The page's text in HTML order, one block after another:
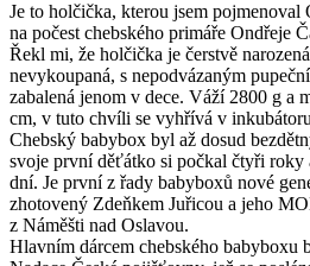
Je to holčička, kterou jsem pojmenoval
na počest chebského primáře Ondřeje
Řekl mi, že holčička je čerstvě
nevykoupaná, s nepodvázaným
zabalená jenom v dece. Váží 2800 g a
cm, v tuto chvíli se vyhřívá v
Chebský babybox byl až dosud
svoje první děťátko si počkal čtyři roky
dní. Je první z řady babyboxů nové
zhotovený Zdeňkem Juřicou a jeho
z Náměšti nad Oslavou.
Hlavním dárcem chebského babyboxu